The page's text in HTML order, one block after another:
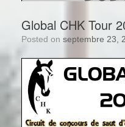
Global CHK Tour
Posted on septembre 23,